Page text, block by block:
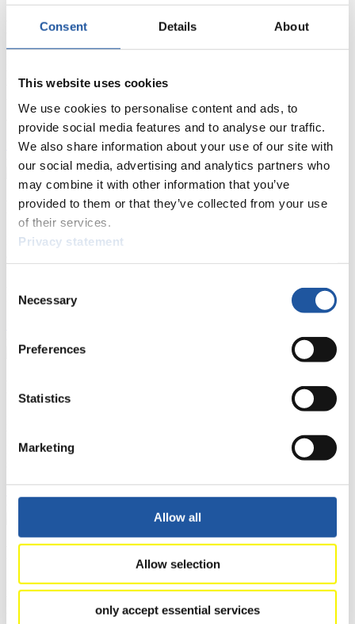
Consent Details About
This website uses cookies
We use cookies to personalise content and ads, to
provide social media features and to analyse our traffic.
We also share information about your use of our site with
our social media, advertising and analytics partners who
may combine it with other information that you’ve
provided to them or that they’ve collected from your use
of their services.
Privacy statement
Selection
Necessary
Preferences
Statistics
Marketing
Allow all
Allow selection
only accept essential services
Für Presse- und Medienvertreter
Wettkämpfen. Außerdem können Sie Ihre Medienakkreditierung
beantragen, die Grundregeln des Rennrodelsports einsehen und
allgemeine Neuigkeiten einholen.
>> Weiter
Für Nationale Verbände
Hier können Sie sich über allgemeine Neuigkeiten informieren, das
Mitgliedersektion zugreifen.
Wettkämpfen, Anti-Doping und Fairplay einsehen, sich über
Kontaktpersonen für Wettkämpfe und Sponsoren informieren,
Für Athleten
Hier können Sie das aktuelle Regelwerk sowie Richtlinien zu
und Informationen zu Wettkämpfen abrufen. Außerdem können Sie